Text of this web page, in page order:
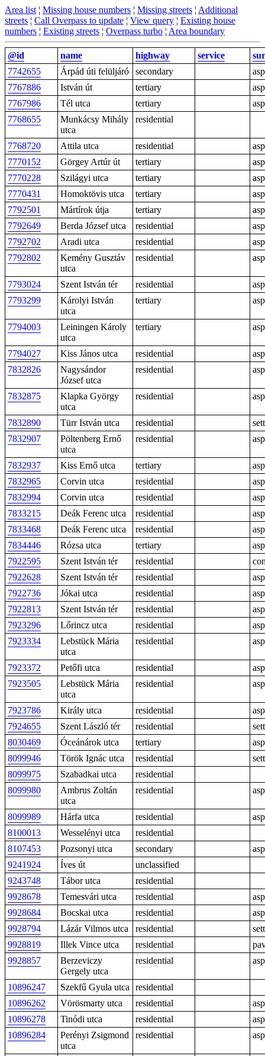
Area list ¦ Missing house numbers ¦ Missing streets ¦ Additional
streets ¦ Call Overpass to update ¦ View query ¦ Existing house
numbers ¦ Existing streets ¦ Overpass turbo ¦ Area boundary
@id name highway service
7742655
Árpád úti felüljáró secondary
7767886
István út tertiary
7767986
Tél utca tertiary
7768655
Munkácsy Mihály
utca
residential
7768720 Attila utca residential
7770152
Görgey Artúr út tertiary
7770228
Szilágyi utca tertiary
7770431
Homoktövis utca tertiary
7792501
Mártírok útja tertiary
7792649
Berda József utca residential
7792702
Aradi utca residential
7792802
Kemény Gusztáv
utca
residential
7793024 Szent István tér residential
7793299
Károlyi István
utca
tertiary
7794003
Leiningen Károly
utca
tertiary
7794027 Kiss János utca residential
7832826
Nagysándor
József utca
residential
7832875
Klapka György
utca
residential
7832890 Türr István utca residential
sett
7832907
Pöltenberg Ernő
utca
residential
7832937 Kiss Ernő utca tertiary
7832965
Corvin utca residential
7832994
Corvin utca residential
7833215
Deák Ferenc utca residential
7833468
Deák Ferenc utca residential
7834446
Rózsa utca tertiary
7922595
Szent István tér residential
7922628
Szent István tér residential
7922736
Jókai utca residential
7922813
Szent István tér residential
7923296
Lőrincz utca residential
7923334
Lebstück Mária
utca
residential
7923372 Petőfi utca residential
7923505
Lebstück Mária
utca
residential
7923786 Király utca residential
7924655
Szent László tér residential
sett
8030469
Óceánárok utca tertiary
8099946
Török Ignác utca residential
sett
8099975
Szabadkai utca
residential
8099980
Ambrus Zoltán
utca
residential
8099989 Hárfa utca residential
8100013
Wesselényi utca
residential
8107453
Pozsonyi utca secondary
9241924
Íves út
unclassified
9243748
Tábor utca
residential
9928678
Temesvári utca residential
9928684
Bocskai utca residential
9928794
Lázár Vilmos utca residential
sett
9928819
Illek Vince utca residential
9928857
Berzeviczy
Gergely utca
residential
10896247 Szekfű Gyula utca
residential
10896262
Vörösmarty utca residential
10896278
Tinódi utca residential
10896284
Perényi Zsigmond
utca
residential